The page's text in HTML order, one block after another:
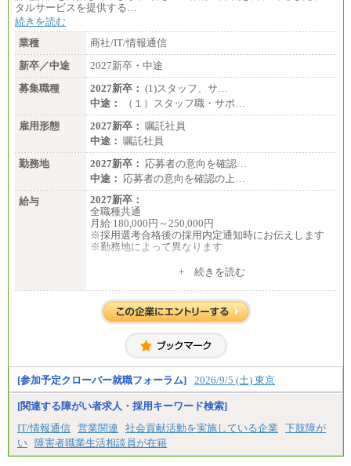
タルサービスを提供する…
続きを読む
業種
商社/IT/情報通信
新卒／中途
2027新卒・中途
募集職種
2027新卒： (1)スタッフ、サ…
中途：
（１）スタッフ職・サポ…
雇用形態
2027新卒： 嘱託社員
中途： 嘱託社員
勤務地
2027新卒： 応募者の意向を確認…
中途： 応募者の意向を確認の上…
給与
2027新卒：
全職種共通
月給 180,000円～250,000円
※採用選考合格後の採用内定通知時にお伝えします
※勤務地によって異なります
月給 200,000円～250,000円
入社時の処遇は経験・能力を考慮の上、当社規程に
より決定します。
お伝えします。
+ 続きを読む
[参加予定クローバー就職フォーラム] 2026/9/5 (土) 東京
[関連する障がい者求人・採用キーワード検索]
IT/情報通信 営業関連 社会貢献活動を実施している企業
下肢障が
い 障害者職業生活相談員が在籍